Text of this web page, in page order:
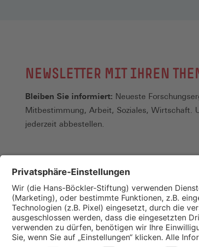
NEWSLETTER MIT IHREN
Bleiben Sie informiert: Neueste
Mitbestimmung, Arbeit, Soziales, Wirtschaft.
jederzeit abbestellen.
Kontakt